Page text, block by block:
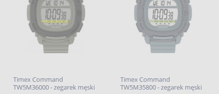
Timex Command
TW5M36000 - zegarek męski
Timex Command
TW5M35800 - zegarek męski